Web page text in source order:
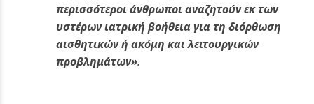
περισσότεροι άνθρωποι αναζητούν εκ των
υστέρων ιατρική βοήθεια για τη διόρθωση
αισθητικών ή ακόμη και λειτουργικών
προβλημάτων».